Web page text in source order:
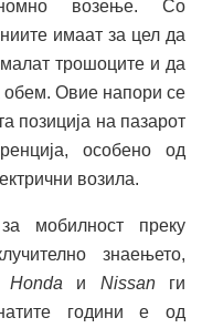
возење. Со
имаат за цел да
трошоците и да
обем. Овие напори се
позиција на пазарот
особено од
возила.
мобилност преку
знаењето,
Hondaи Nissanги
години е од